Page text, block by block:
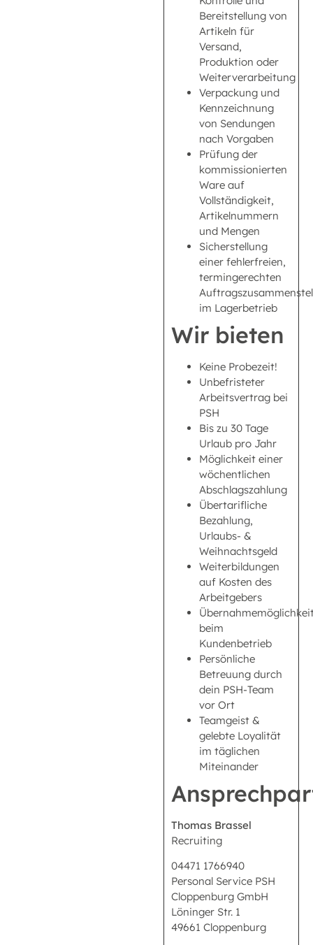
Bereitstellung von
Artikeln für
Versand,
Produktion oder
Weiterverarbeitung
Verpackung und
Kennzeichnung
von Sendungen
nach Vorgaben
Prüfung der
kommissionierten
Ware auf
Vollständigkeit,
Artikelnummern
und Mengen
Sicherstellung
einer fehlerfreien,
termingerechten
im Lagerbetrieb
Wir bieten
Keine Probezeit!
Unbefristeter
Arbeitsvertrag bei
PSH
Bis zu 30 Tage
Urlaub pro Jahr
Möglichkeit einer
wöchentlichen
Abschlagszahlung
Übertarifliche
Bezahlung,
Urlaubs- &
Weihnachtsgeld
Weiterbildungen
auf Kosten des
Arbeitgebers
beim
Kundenbetrieb
Persönliche
Betreuung durch
dein PSH-Team
vor Ort
Teamgeist &
gelebte Loyalität
im täglichen
Miteinander
Thomas Brassel
Recruiting
04471 1766940
Personal Service PSH
Cloppenburg GmbH
Löninger Str. 1
49661 Cloppenburg